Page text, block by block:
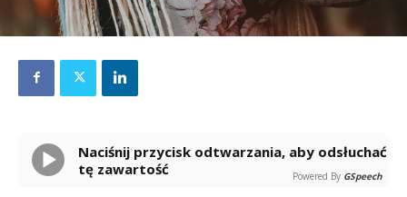
Naciśnij przycisk odtwarzania, aby odsłuchać
tę zawartość
Powered By GSpeech